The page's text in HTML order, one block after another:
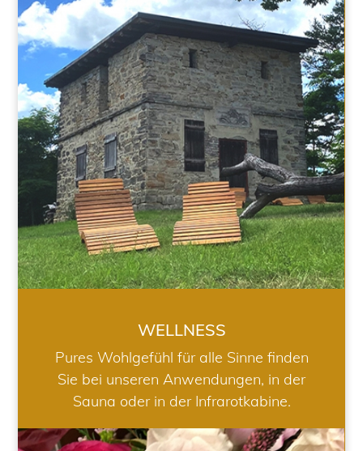
WELLNESS
WELLNESS
Pures Wohlgefühl für alle Sinne finden
Sie bei unseren Anwendungen, in der
Sauna oder in der Infrarotkabine.